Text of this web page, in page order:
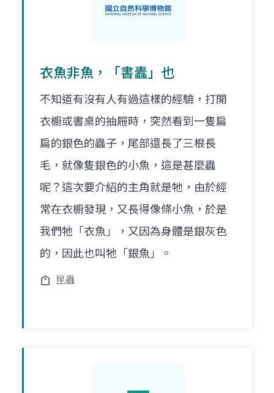
衣魚非魚，「書蠹」也
不知道有沒有人有過這樣的經驗，打開
衣櫥或書桌的抽屜時，突然看到一隻扁
扁的銀色的蟲子，尾部還長了三根長
毛，就像隻銀色的小魚，這是甚麼蟲
呢？這次要介紹的主角就是牠，由於經
常在衣櫥發現，又長得像條小魚，於是
我們牠「衣魚」，又因為身體是銀灰色
的，因此也叫牠「銀魚」。
昆蟲